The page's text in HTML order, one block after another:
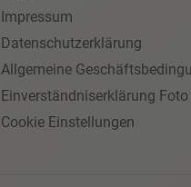
Impressum
Datenschutzerklärung
Allgemeine
Einverständniserklärung Foto
Cookie Einstellungen